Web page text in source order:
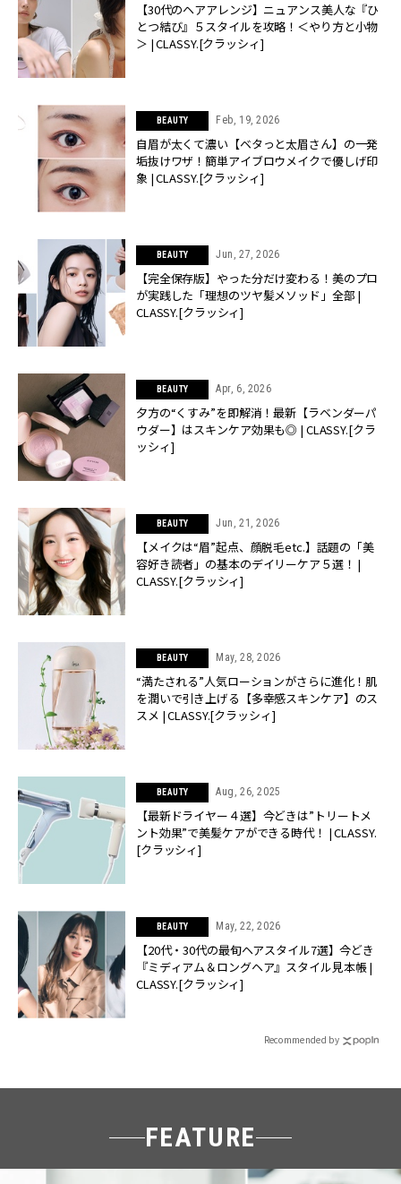
【30代のヘアアレンジ】ニュアンス美人な『ひ
とつ結び』５スタイルを攻略！＜やり方と小物
＞ | CLASSY.[クラッシィ]
BEAUTY Feb, 19, 2026
自眉が太くて濃い【ベタっと太眉さん】の一発
垢抜けワザ！簡単アイブロウメイクで優しげ印
象 | CLASSY.[クラッシィ]
BEAUTY Jun, 27, 2026
【完全保存版】やった分だけ変わる！美のプロ
が実践した「理想のツヤ髪メソッド」全部 |
CLASSY.[クラッシィ]
BEAUTY Apr, 6, 2026
夕方の“くすみ”を即解消！最新【ラベンダーパ
ウダー】はスキンケア効果も◎ | CLASSY.[クラ
ッシィ]
BEAUTY Jun, 21, 2026
【メイクは“眉”起点、顔脱毛etc.】話題の「美
容好き読者」の基本のデイリーケア５選！ |
CLASSY.[クラッシィ]
BEAUTY May, 28, 2026
“満たされる”人気ローションがさらに進化！肌
を潤いで引き上げる【多幸感スキンケア】のス
スメ | CLASSY.[クラッシィ]
BEAUTY Aug, 26, 2025
【最新ドライヤー４選】今どきは”トリートメ
ント効果”で美髪ケアができる時代！ | CLASSY.
[クラッシィ]
BEAUTY May, 22, 2026
【20代・30代の最旬ヘアスタイル7選】今どき
『ミディアム＆ロングヘア』スタイル見本帳 |
CLASSY.[クラッシィ]
Recommended by
FEATURE